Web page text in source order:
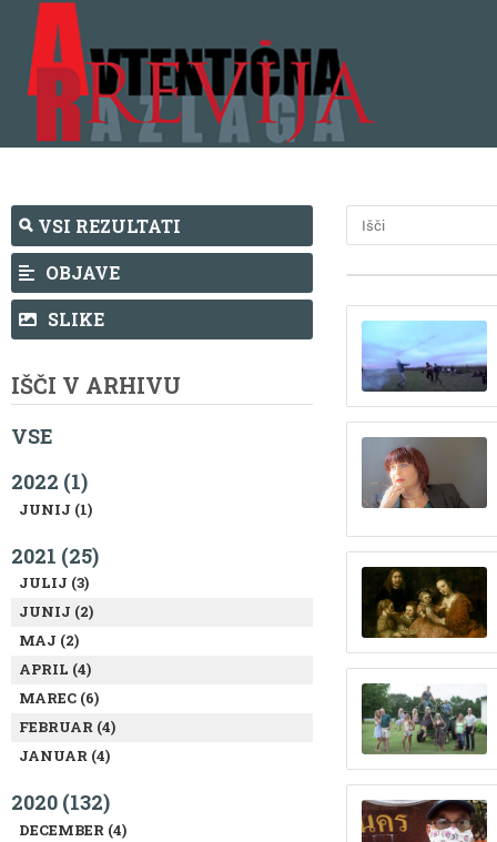
VSI REZULTATI
OBJAVE
SLIKE
IŠČI V ARHIVU
VSE
2022 (1)
JUNIJ (1)
2021 (25)
JULIJ (3)
JUNIJ (2)
MAJ (2)
APRIL (4)
MAREC (6)
FEBRUAR (4)
JANUAR (4)
2020 (132)
DECEMBER (4)